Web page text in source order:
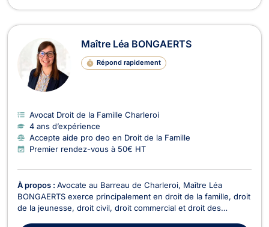
Maître Léa BONGAERTS
Répond rapidement
Avocat Droit de la Famille Charleroi
4 ans d’expérience
Accepte aide pro deo en Droit de la Famille
Premier rendez-vous à 50€ HT
À propos : Avocate au Barreau de Charleroi, Maître Léa
BONGAERTS exerce principalement en droit de la famille, droit
de la jeunesse, droit civil, droit commercial et droit des